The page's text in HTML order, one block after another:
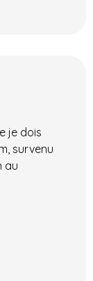
je dois
survenu
au